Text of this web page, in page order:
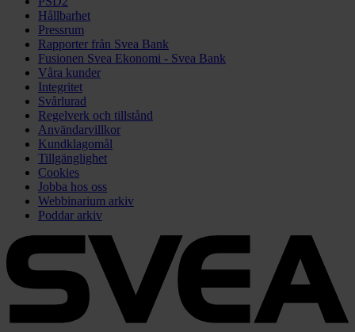
Hållbarhet
Pressrum
Rapporter från Svea Bank
Fusionen Svea Ekonomi - Svea Bank
Våra kunder
Integritet
Svårlurad
Regelverk och tillstånd
Användarvillkor
Kundklagomål
Tillgänglighet
Cookies
Jobba hos oss
Webbinarium arkiv
Poddar arkiv